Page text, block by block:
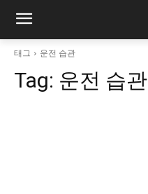
태그 운전 습관
Tag: 운전 습관